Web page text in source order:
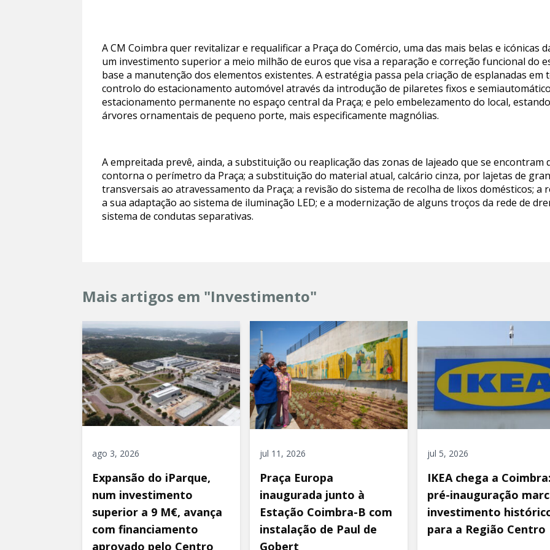
A CM Coimbra quer revitalizar e requalificar a Praça do Comércio, uma das mais belas e icónicas
um investimento superior a meio milhão de euros que visa a reparação e correção funcional do
base a manutenção dos elementos existentes. A estratégia passa pela criação de esplanadas
controlo do estacionamento automóvel através da introdução de pilaretes fixos e
estacionamento permanente no espaço central da Praça; e pelo embelezamento do local,
árvores ornamentais de pequeno porte, mais especificamente magnólias.
A empreitada prevê, ainda, a substituição ou reaplicação das zonas de lajeado que se encontram
contorna o perímetro da Praça; a substituição do material atual, calcário cinza, por lajetas de
transversais ao atravessamento da Praça; a revisão do sistema de recolha de lixos domésticos; a
a sua adaptação ao sistema de iluminação LED; e a modernização de alguns troços da rede de
sistema de condutas separativas.
Mais artigos em "Investimento"
ago 3, 2026
Expansão do iParque,
num investimento
superior a 9 M€, avança
com financiamento
aprovado pelo Centro
jul 11, 2026
Praça Europa
inaugurada junto à
Estação Coimbra-B com
instalação de Paul de
Gobert
jul 5, 2026
IKEA chega a
pré-inauguração
investimento
para a Região Centro